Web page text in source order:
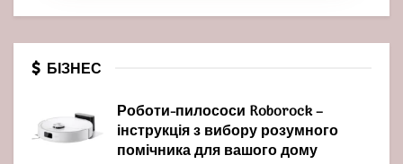
БІЗНЕС
Роботи-пилососи Roborock –
інструкція з вибору розумного
помічника для вашого дому